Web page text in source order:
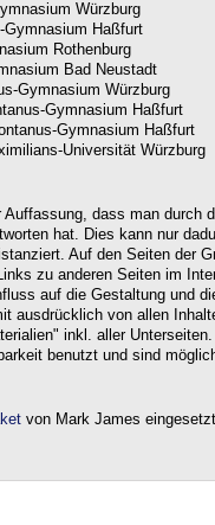
Würzburg
Gymnasium Haßfurt
Rothenburg
Bad Neustadt
Gymnasium Würzburg
Gymnasium Haßfurt
Gymnasium Haßfurt
Universität Würzburg
dass man durch
hat. Dies kann nur
Auf den Seiten der
zu anderen Seiten im
auf die Gestaltung und
ausdrücklich von allen
inkl. aller
benutzt und sind
von Mark James